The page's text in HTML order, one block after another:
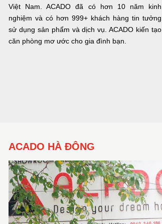
Việt Nam. ACADO đã có hơn 10 năm kinh
nghiệm và có hơn 999+ khách hàng tin tưởng
sử dụng sản phẩm và dịch vụ. ACADO kiến tạo
căn phòng mơ ước cho gia đình bạn.
ACADO HÀ ĐÔNG